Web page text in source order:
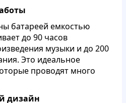
батареей емкостью
до 90 часов
музыки и до 200
Это идеальное
проводят много
дизайн